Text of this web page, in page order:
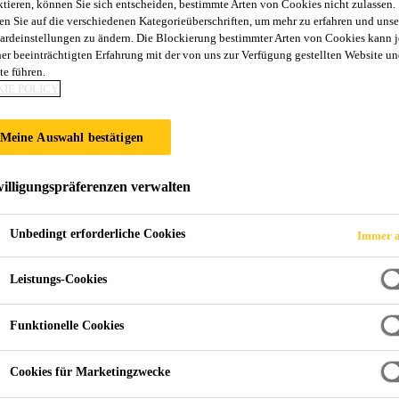
OFFSHORE
Anbieter bei der Entwicklung von Haft-,
Lieferant und Partner der weltweiten
sondern auch eine Reihe von Akustik-
können Sie sich entscheiden, bestimmte Arten von Cookies nicht zulassen.
Sie auf die verschiedenen Kategorieüberschriften, um mehr zu erfahren und
zu ändern. Die Blockierung bestimmter Arten von Cookies kann
beeinträchtigten Erfahrung mit der von uns zur Verfügung gestellten Website
führen.
POLICY
Meine Auswahl bestätigen
verwalten
Unbedingt erforderliche Cookies Immer
Leistungs-Cookies
Funktionelle Cookies
Cookies für Marketingzwecke